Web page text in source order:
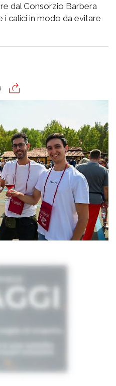
dal Consorzio Barbera
i calici in modo da evitare